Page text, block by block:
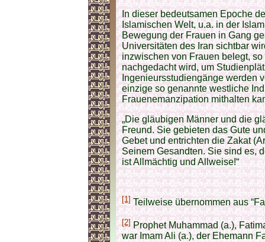
In dieser bedeutsamen Epoche
Islamischen Welt, u.a. in der
Bewegung der Frauen in Gang
Universitäten des Iran sichtbar
inzwischen von Frauen belegt, so
nachgedacht wird, um
Ingenieursstudiengänge werden
einzige so genannte westliche
Frauenemanzipation mithalten
„Die gläubigen Männer und die
Freund. Sie gebieten das Gute
Gebet und entrichten die Zakat
Seinem Gesandten. Sie sind es,
ist Allmächtig und Allweise!“
[1]Teilweise übernommen aus
[2]Prophet Muhammad (a.),
war Imam Ali (a.), der Ehemann